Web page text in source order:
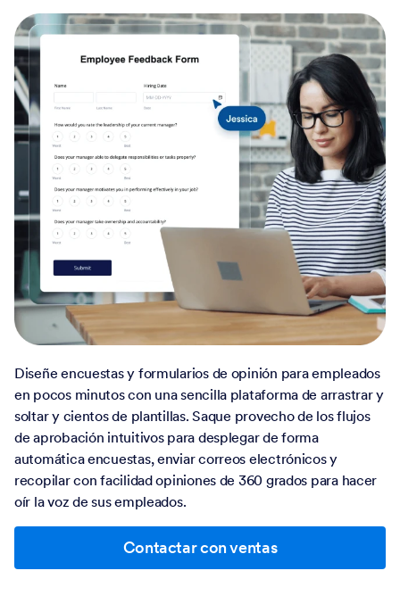
Diseñe encuestas y formularios de opinión para empleados
en pocos minutos con una sencilla plataforma de arrastrar y
soltar y cientos de plantillas. Saque provecho de los flujos
de aprobación intuitivos para desplegar de forma
automática encuestas, enviar correos electrónicos y
recopilar con facilidad opiniones de 360 grados para hacer
oír la voz de sus empleados.
Contactar con ventas